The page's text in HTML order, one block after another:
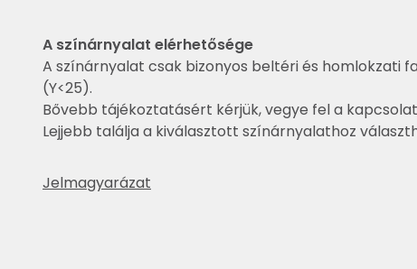
A színárnyalat elérhetősége
A színárnyalat csak bizonyos beltéri és
(Y<25).
Bővebb tájékoztatásért kérjük, vegye fel a
Lejjebb találja a kiválasztott színárnyalathoz
Jelmagyarázat